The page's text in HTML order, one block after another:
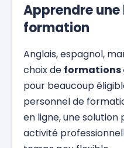
Apprendre une
formation
Anglais, espagnol,
choix de formations
pour beaucoup
personnel de
en ligne, une
activité